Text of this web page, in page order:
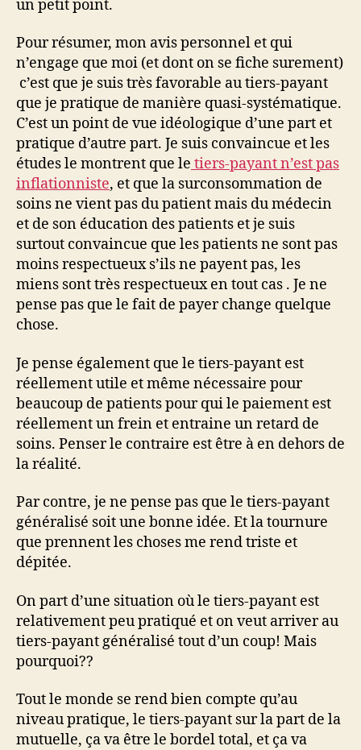
un petit point.
Pour résumer, mon avis personnel et qui
n’engage que moi (et dont on se fiche surement)
c’est que je suis très favorable au tiers-payant
que je pratique de manière quasi-systématique.
C’est un point de vue idéologique d’une part et
pratique d’autre part. Je suis convaincue et les
études le montrent que le tiers-payant n’est pas
inflationniste, et que la surconsommation de
soins ne vient pas du patient mais du médecin
et de son éducation des patients et je suis
surtout convaincue que les patients ne sont pas
moins respectueux s’ils ne payent pas, les
miens sont très respectueux en tout cas . Je ne
pense pas que le fait de payer change quelque
chose.
Je pense également que le tiers-payant est
réellement utile et même nécessaire pour
beaucoup de patients pour qui le paiement est
réellement un frein et entraine un retard de
soins. Penser le contraire est être à en dehors de
la réalité.
Par contre, je ne pense pas que le tiers-payant
généralisé soit une bonne idée. Et la tournure
que prennent les choses me rend triste et
dépitée.
On part d’une situation où le tiers-payant est
relativement peu pratiqué et on veut arriver au
tiers-payant généralisé tout d’un coup! Mais
pourquoi??
Tout le monde se rend bien compte qu’au
niveau pratique, le tiers-payant sur la part de la
mutuelle, ça va être le bordel total, et ça va